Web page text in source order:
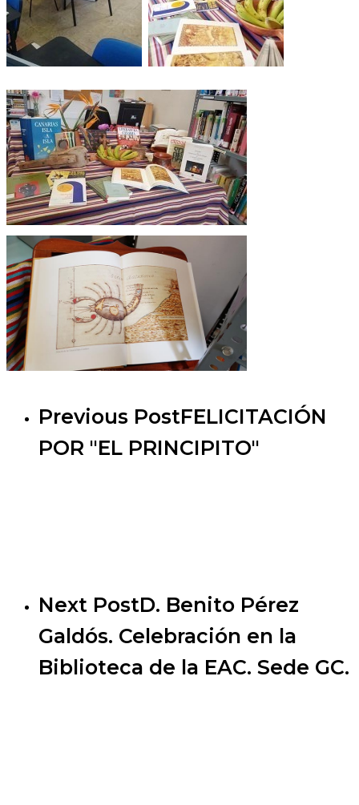
Previous PostFELICITACIÓN
POR "EL PRINCIPITO"
Next PostD. Benito Pérez
Galdós. Celebración en la
Biblioteca de la EAC. Sede GC.